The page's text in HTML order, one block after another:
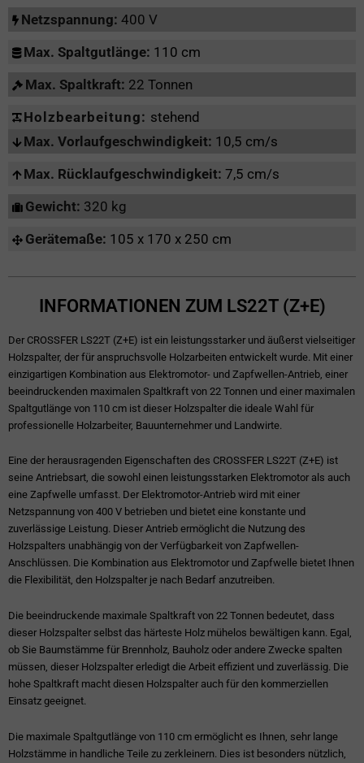
Netzspannung: 400 V
Max. Spaltgutlänge: 110 cm
Max. Spaltkraft: 22 Tonnen
Holzbearbeitung: stehend
Max. Vorlaufgeschwindigkeit: 10,5 cm/s
Max. Rücklaufgeschwindigkeit: 7,5 cm/s
Gewicht: 320 kg
Gerätemaße: 105 x 170 x 250 cm
INFORMATIONEN ZUM LS22T (Z+E)
Der CROSSFER LS22T (Z+E) ist ein leistungsstarker und äußerst vielseitiger
Holzspalter, der für anspruchsvolle Holzarbeiten entwickelt wurde. Mit einer
einzigartigen Kombination aus Elektromotor- und Zapfwellen-Antrieb, einer
beeindruckenden maximalen Spaltkraft von 22 Tonnen und einer maximalen
Spaltgutlänge von 110 cm ist dieser Holzspalter die ideale Wahl für
professionelle Holzarbeiter, Bauunternehmer und Landwirte.
Eine der herausragenden Eigenschaften des CROSSFER LS22T (Z+E) ist
seine Antriebsart, die sowohl einen leistungsstarken Elektromotor als auch
eine Zapfwelle umfasst. Der Elektromotor-Antrieb wird mit einer
Netzspannung von 400 V betrieben und bietet eine konstante und
zuverlässige Leistung. Dieser Antrieb ermöglicht die Nutzung des
Holzspalters unabhängig von der Verfügbarkeit von Zapfwellen-
Anschlüssen. Die Kombination aus Elektromotor und Zapfwelle bietet Ihnen
die Flexibilität, den Holzspalter je nach Bedarf anzutreiben.
Die beeindruckende maximale Spaltkraft von 22 Tonnen bedeutet, dass
dieser Holzspalter selbst das härteste Holz mühelos bewältigen kann. Egal,
ob Sie Baumstämme für Brennholz, Bauholz oder andere Zwecke spalten
müssen, dieser Holzspalter erledigt die Arbeit effizient und zuverlässig. Die
hohe Spaltkraft macht diesen Holzspalter auch für den kommerziellen
Einsatz geeignet.
Die maximale Spaltgutlänge von 110 cm ermöglicht es Ihnen, sehr lange
Holzstämme in handliche Teile zu zerkleinern. Dies ist besonders nützlich,